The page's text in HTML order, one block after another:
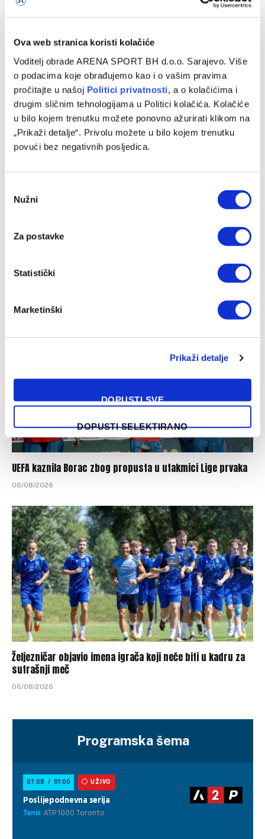
Ova web stranica koristi kolačiće
Voditelj obrade ARENA SPORT BH d.o.o. Sarajevo. Više
o podacima koje obrađujemo kao i o vašim pravima
pročitajte u našoj Politici privatnosti, a o kolačićima i
drugim sličnim tehnologijama u Politici kolačića. Kolačiće
u bilo kojem trenutku možete ponovno ažurirati klikom na
„Prikaži detalje“. Privolu možete u bilo kojem trenutku
povući bez negativnih posljedica.
Selection
Nužni
Za postavke
Statistički
Marketinški
Prikaži detalje
DOPUSTI SVE
DOPUSTI SELEKTIRANO
Određene početne postave za meč Borac – Vitebsk u
Banjaluci
06/08/2026
Selektor Švedske pokušao preoteti Smajlovića, ali nije
uspio: Barbarez već povukao ključni potez
UEFA kaznila Borac zbog propusta u utakmici Lige prvaka
06/08/2026
Željezničar objavio imena igrača koji neće biti u kadru za
sutrašnji meč
06/08/2026
Programska šema